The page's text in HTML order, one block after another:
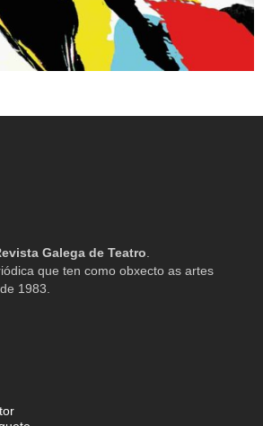
Galega de Teatro
que ten como obxecto as artes
1983.